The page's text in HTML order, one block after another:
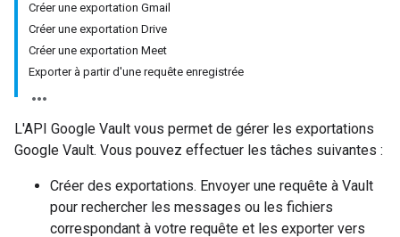
Créer une exportation Gmail
Créer une exportation Drive
Créer une exportation Meet
Exporter à partir d'une requête enregistrée
L'API Google Vault vous permet de gérer les exportations
Google Vault. Vous pouvez effectuer les tâches suivantes :
Créer des exportations. Envoyer une requête à Vault
pour rechercher les messages ou les fichiers
correspondant à votre requête et les exporter vers